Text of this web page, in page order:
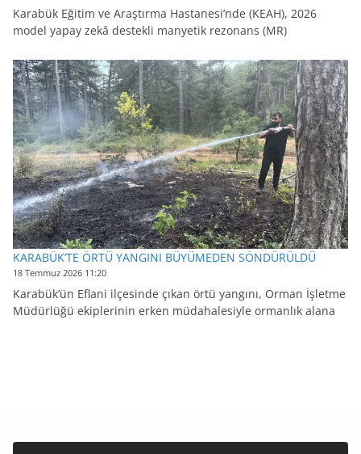
Karabük Eğitim ve Araştırma Hastanesi’nde (KEAH), 2026
model yapay zekâ destekli manyetik rezonans (MR)
KARABÜK’TE ÖRTÜ YANGINI BÜYÜMEDEN SÖNDÜRÜLDÜ
18 Temmuz 2026 11:20
Karabük’ün Eflani ilçesinde çıkan örtü yangını, Orman İşletme
Müdürlüğü ekiplerinin erken müdahalesiyle ormanlık alana